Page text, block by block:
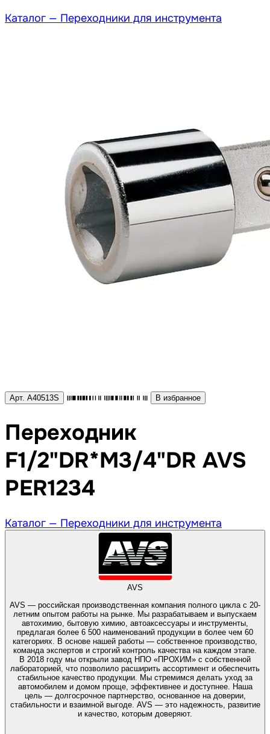
Каталог — Переходники для инструмента
Арт. A40513S В избранное
Переходник
F1/2"DR*M3/4"DR AVS
PER1234
Каталог — Переходники для инструмента
AVS
AVS — российская производственная компания полного цикла с 20-
летним опытом работы на рынке. Мы разрабатываем и выпускаем
автохимию, бытовую химию, автоаксессуары и инструменты,
предлагая более 6 500 наименований продукции в более чем 60
категориях. В основе нашей работы — собственное производство,
команда экспертов и строгий контроль качества на каждом этапе.
В 2018 году мы открыли завод НПО «ПРОХИМ» с собственной
лабораторией, что позволило расширить ассортимент и обеспечить
стабильное качество продукции. Мы стремимся делать уход за
автомобилем и домом проще, эффективнее и доступнее. Наша
цель — долгосрочное партнерство, основанное на доверии,
стабильности и взаимной выгоде. AVS — это надежность, развитие
и качество, которым доверяют.